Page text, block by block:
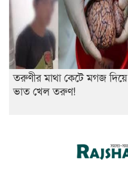
তরুণীর মাথা কেটে মগজ দিয়ে
ভাত খেল তরুণ!